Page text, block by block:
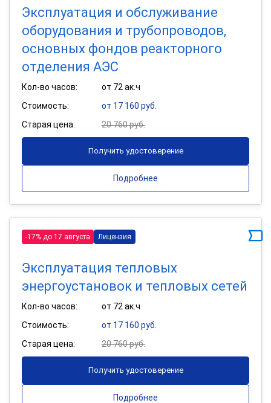
Эксплуатация и обслуживание
оборудования и трубопроводов,
основных фондов реакторного
отделения АЭС
Кол-во часов:
от 72 ак.ч
Стоимость:
от 17 160 руб.
Старая цена:
20 760 руб.
Получить удостоверение
Подробнее
-17% до 17 августа Лицензия
Эксплуатация тепловых
энергоустановок и тепловых сетей
Кол-во часов:
от 72 ак.ч
Стоимость:
от 17 160 руб.
Старая цена:
20 760 руб.
Получить удостоверение
Подробнее